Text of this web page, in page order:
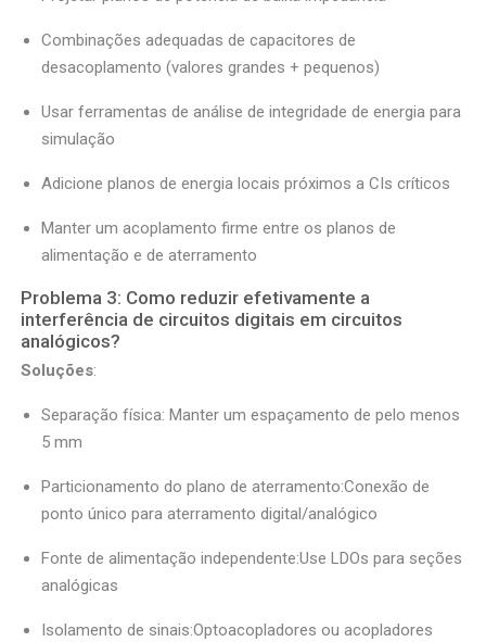
Combinações adequadas de capacitores de
desacoplamento (valores grandes + pequenos)
Usar ferramentas de análise de integridade de energia para
simulação
Adicione planos de energia locais próximos a CIs críticos
Manter um acoplamento firme entre os planos de
alimentação e de aterramento
Problema 3: Como reduzir efetivamente a
interferência de circuitos digitais em circuitos
analógicos?
Soluções:
Separação física: Manter um espaçamento de pelo menos
5 mm
Particionamento do plano de aterramento:Conexão de
ponto único para aterramento digital/analógico
Fonte de alimentação independente:Use LDOs para seções
analógicas
Isolamento de sinais:Optoacopladores ou acopladores